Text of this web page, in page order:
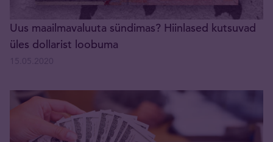
Uus maailmavaluuta sündimas? Hiinlased kutsuvad
üles dollarist loobuma